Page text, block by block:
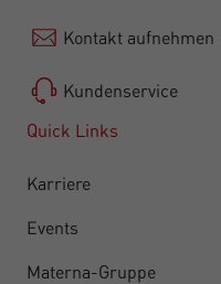
Kontakt aufnehmen
Kundenservice
Quick Links
Karriere
Events
Materna-Gruppe